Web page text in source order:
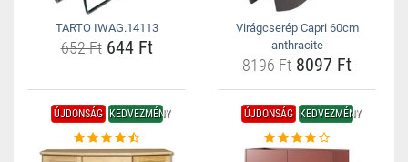
TARTO IWAG.14113
652 Ft644 Ft
Virágcserép Capri 60cm
anthracite
8196 Ft 8097 Ft
ÚJDONSÁG KEDVEZMÉNY ÚJDONSÁG KEDVEZMÉNY